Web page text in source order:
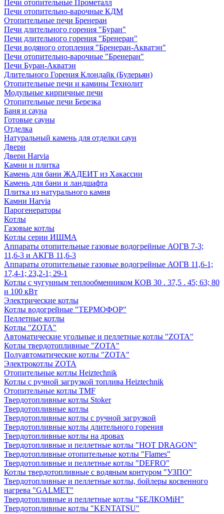
Печи отопительные Прометалл
Печи отопительно-варочные КДМ
Отопительные печи Бренеран
Печи длительного горения "Буран"
Печи длительного горения "Бренеран"
Печи водяного отопления "Бренеран-Акватэн"
Печи отопительно-варочные "Бренеран"
Печи Буран-Акватэн
Длительного Горения Клондайк (Булерьян)
Отопительные печи и камины Технолит
Модульные кирпичные печи
Отопительные печи Березка
Баня и сауна
Готовые сауны
Отделка
Натуральный камень для отделки саун
Двери
Двери Harvia
Камни и плитка
Камень для бани ЖАДЕИТ из Хакассии
Камень для бани и ландшафта
Плитка из натурального камня
Камни Harvia
Парогенераторы
Котлы
Газовые котлы
Котлы серии ИШМА
Аппараты отопительные газовые водогрейные АОГВ 7-3;
11,6-3 и АКГВ 11,6-3
Аппараты отопительные газовые водогрейные АОГВ 11,6-1;
17,4-1; 23,2-1; 29-1
Котлы с чугунным теплообменником КОВ 30 . 37,5 . 45; 63; 80
и 100 кВт
Электрические котлы
Котлы водогрейные "ТЕРМОФОР"
Пеллетные котлы
Котлы "ZOTA"
Автоматические угольные и пеллетные котлы "ZOTA"
Котлы твердотопливные "ZOTA"
Полуавтоматические котлы "ZOTA"
Электрокотлы ZOTA
Отопительные котлы Heiztechnik
Котлы с ручной загрузкой топлива Heiztechnik
Отопительные котлы TMF
Твердотопливные котлы Stoker
Твердотопливные котлы
Твердотопливные котлы с ручной загрузкой
Твердотопливные котлы длительного горения
Твердотопливные котлы на дровах
Твердотопливные и пеллетные котлы "HOT DRAGON"
Твердотопливные отопительные котлы "Flames"
Твердотопливные и пеллетные котлы "DEFRO"
Котлы твердотопливные с водяным контуром "УЗПО"
Твердотопливные и пеллетные котлы, бойлеры косвенного
нагрева "GALMET"
Твердотопливные и пеллетные котлы "БЕЛКОМiН"
Твердотопливные котлы "KENTATSU"